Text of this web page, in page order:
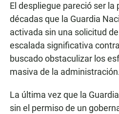
El despliegue pareció ser la
décadas que la Guardia
activada sin una solicitud
escalada significativa
buscado obstaculizar los
masiva de la
La última vez que la
sin el permiso de un